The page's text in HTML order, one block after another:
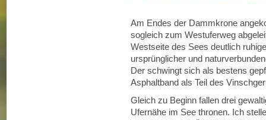
Am Endes der Dammkrone
sogleich zum Westuferweg
Westseite des Sees deutlich
ursprünglicher und
Der schwingt sich als bestens
Asphaltband als Teil des
Gleich zu Beginn fallen drei
Ufernähe im See thronen. Ich